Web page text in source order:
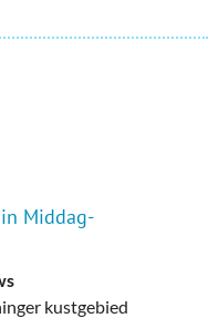
Middag-
kustgebied